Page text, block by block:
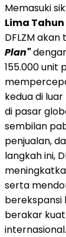
Memasuki
Lima Tahun
DFLZM
Plan"
155.000 unit
kedua di
di pasar
sembilan
penjualan,
langkah ini,
serta
berekspansi
berakar
internasional.